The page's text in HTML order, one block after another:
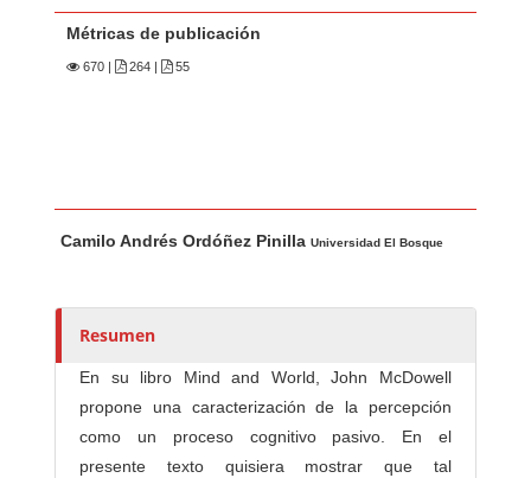
Métricas de publicación
670 | 264 | 55
u
o
e
Camilo Andrés Ordóñez PinillaUniversidad El Bosque
Resumen
En su libro Mind and World, John McDowell
propone una caracterización de la percepción
como un proceso cognitivo pasivo. En el
presente texto quisiera mostrar que tal